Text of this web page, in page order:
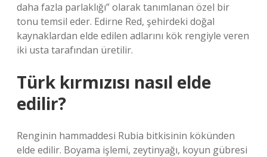
daha fazla parlaklığı” olarak tanımlanan özel bir
tonu temsil eder. Edirne Red, şehirdeki doğal
kaynaklardan elde edilen adlarını kök rengiyle veren
iki usta tarafından üretilir.
Türk kırmızısı nasıl elde
edilir?
Renginin hammaddesi Rubia bitkisinin kökünden
elde edilir. Boyama işlemi, zeytinyağı, koyun gübresi